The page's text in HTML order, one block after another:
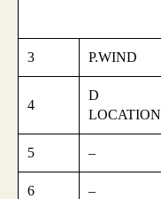
3 P.WIND
4
D
LOCATION
5 –
6 –